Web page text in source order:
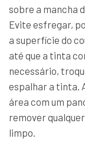
sobre a mancha
Evite esfregar,
a superfície do
até que a tinta
necessário,
espalhar a tinta.
área com um
remover
limpo.